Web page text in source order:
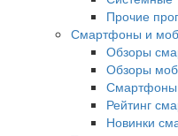
Прочие
Смартфоны и
Обзоры
Обзоры
Смартфоны
Рейтинг
Новинки